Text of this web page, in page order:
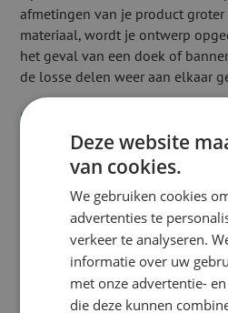
afmetingen van je product
materiaal, wordt je ontwerp
het geval van een doek of
de losse delen weer aan elkaar
read more
Deze website
van cookies.
We gebruiken cookies
advertenties te
verkeer te analyseren.
informatie over uw
met onze advertentie-
die deze kunnen